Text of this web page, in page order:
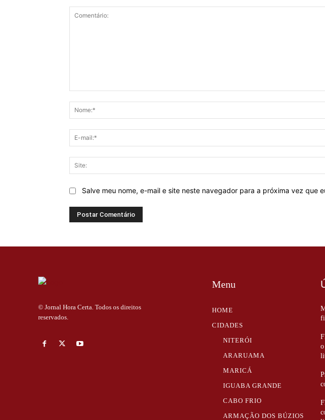
Salve meu nome, e-mail e site neste navegador para a próxima vez que
© Jornal Hora Certa. Todos os direitos
reservados.
Menu
HOME
CIDADES
NITERÓI
ARARUAMA
MARICÁ
IGUABA GRANDE
CABO FRIO
ARMAÇÃO DOS BÚZIOS